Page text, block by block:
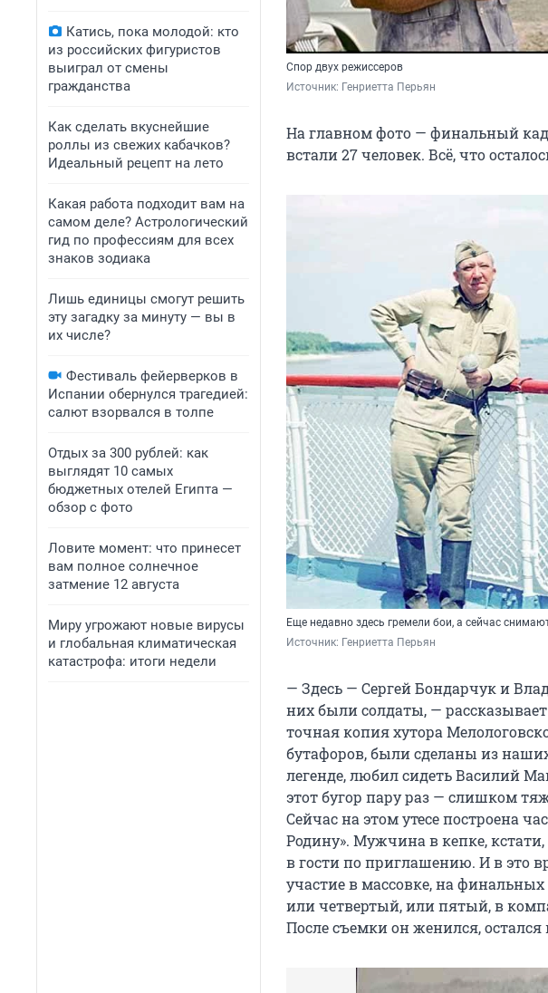
Катись, пока молодой: кто
из российских фигуристов
выиграл от смены
гражданства
Как сделать вкуснейшие
роллы из свежих кабачков?
Идеальный рецепт на лето
Какая работа подходит вам на
самом деле? Астрологический
гид по профессиям для всех
знаков зодиака
Лишь единицы смогут решить
эту загадку за минуту — вы в
их числе?
Фестиваль фейерверков в
Испании обернулся трагедией:
салют взорвался в толпе
Отдых за 300 рублей: как
выглядят 10 самых
бюджетных отелей Египта —
обзор с фото
Ловите момент: что принесет
вам полное солнечное
затмение 12 августа
Миру угрожают новые вирусы
и глобальная климатическая
катастрофа: итоги недели
Спор двух режиссеров
Источник: Генриетта Перьян
На главном фото — финальный
встали 27 человек. Всё, что
Еще недавно здесь гремели бои, а сейчас
Источник: Генриетта Перьян
— Здесь — Сергей Бондарчук и
них были солдаты, —
точная копия хутора
бутафоров, были сделаны из
легенде, любил сидеть Василий
этот бугор пару раз — слишком
Сейчас на этом утесе построена
Родину». Мужчина в кепке,
в гости по приглашению. И в это
участие в массовке, на финальных
или четвертый, или пятый, в
После съемки он женился,